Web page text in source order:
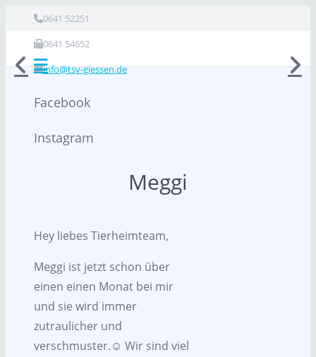
0641 52251
0641 54652
info@tsv-giessen.de
Facebook
Instagram
Meggi
Hey liebes Tierheimteam,
Meggi ist jetzt schon über
einen einen Monat bei mir
und sie wird immer
zutraulicher und
verschmuster.☺️ Wir sind viel